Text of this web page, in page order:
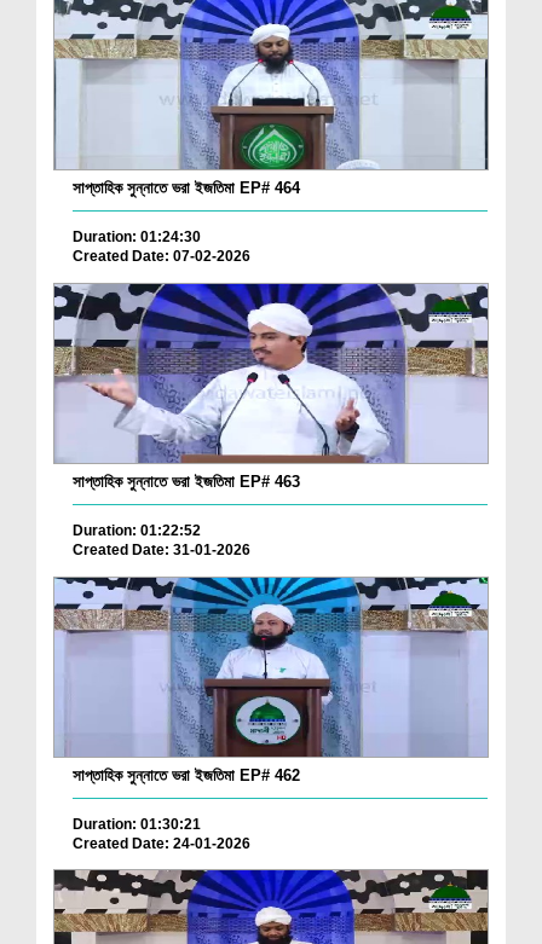
সাপ্তাহিক সুন্নাতে ভরা ইজতিমা EP# 464
Duration: 01:24:30
Created Date: 07-02-2026
সাপ্তাহিক সুন্নাতে ভরা ইজতিমা EP# 463
Duration: 01:22:52
Created Date: 31-01-2026
সাপ্তাহিক সুন্নাতে ভরা ইজতিমা EP# 462
Duration: 01:30:21
Created Date: 24-01-2026